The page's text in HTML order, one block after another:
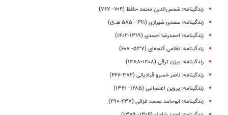
زندگینامه: شمس‌الدین محمد حافظ (۷۰۴- ۷۶۷)
زندگینامه: سعدی شیرازی (۶۹۱ - ۵۸۵ هـ.ق)
زندگینامه: احمدرضا احمدی (۱۳۱۹-۱۴۰۲)
زندگینامه: نظامی گنجه‌ای (۵۳۷- ۶۰۸)
زندگینامه: بیژن ترقی (۱۳۰۸-۱۳۸۸)
زندگینامه: ناصر خسرو قبادیانی (۳۸۲-۴۶۷)
زندگینامه: پروین اعتصامی (۱۲۸۵- ۱۳۲۰)
زندگینامه: ابوحامد محمد غزالی (۴۳۷-۴۹۰)